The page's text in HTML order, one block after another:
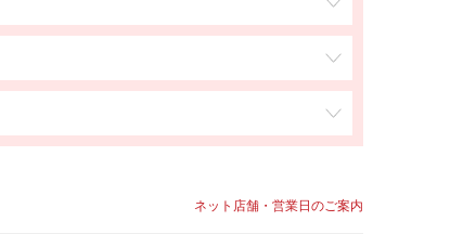
ネット店舗・営業日のご案内